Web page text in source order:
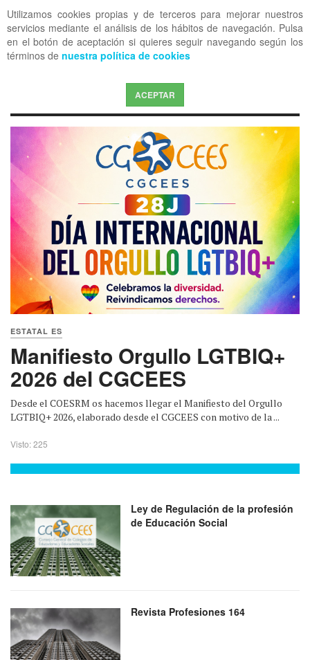
Utilizamos cookies propias y de terceros para mejorar nuestros
servicios mediante el análisis de los hábitos de navegación. Pulsa
en el botón de aceptación si quieres seguir navegando según los
términos de nuestra política de cookies
ACEPTAR
OFF CANVAS
ESTATAL ES
Manifiesto Orgullo LGTBIQ+
2026 del CGCEES
Desde el COESRM os hacemos llegar el Manifiesto del Orgullo
LGTBIQ+ 2026, elaborado desde el CGCEES con motivo de la ...
Visto: 225
Ley de Regulación de la profesión
de Educación Social
Revista Profesiones 164